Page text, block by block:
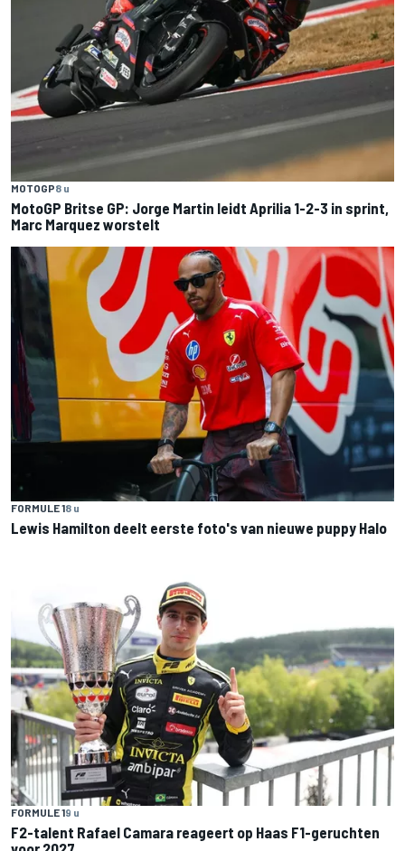
MOTOGP8 u
MotoGP Britse GP: Jorge Martin leidt Aprilia 1-2-3 in sprint,
Marc Marquez worstelt
FORMULE 18 u
Lewis Hamilton deelt eerste foto's van nieuwe puppy Halo
FORMULE 19 u
F2-talent Rafael Camara reageert op Haas F1-geruchten